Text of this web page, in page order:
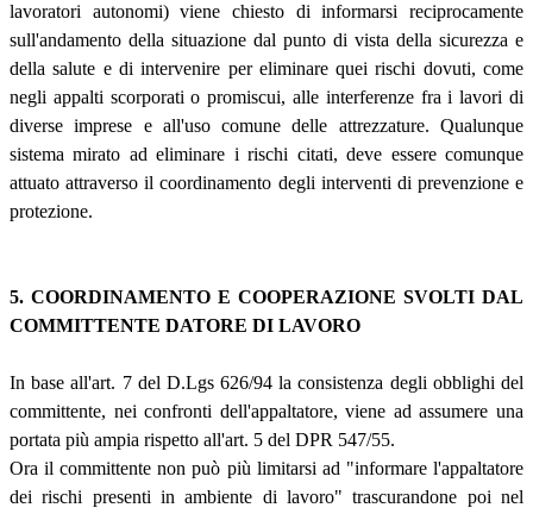
lavoratori autonomi) viene chiesto di informarsi reciprocamente
sull'andamento della situazione dal punto di vista della sicurezza e
della salute e di intervenire per eliminare quei rischi dovuti, come
negli appalti scorporati o promiscui, alle interferenze fra i lavori di
diverse imprese e all'uso comune delle attrezzature. Qualunque
sistema mirato ad eliminare i rischi citati, deve essere comunque
attuato attraverso il coordinamento degli interventi di prevenzione e
protezione.
5. COORDINAMENTO E COOPERAZIONE SVOLTI DAL
COMMITTENTE DATORE DI LAVORO
In base all'art. 7 del D.Lgs 626/94 la consistenza degli obblighi del
committente, nei confronti dell'appaltatore, viene ad assumere una
portata più ampia rispetto all'art. 5 del DPR 547/55.
Ora il committente non può più limitarsi ad "informare l'appaltatore
dei rischi presenti in ambiente di lavoro" trascurandone poi nel